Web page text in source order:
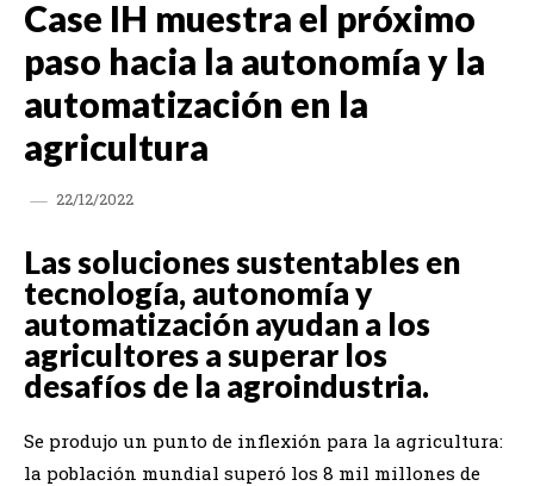
Case IH muestra el próximo
paso hacia la autonomía y la
automatización en la
agricultura
22/12/2022
Las soluciones sustentables en
tecnología, autonomía y
automatización ayudan a los
agricultores a superar los
desafíos de la agroindustria.
Se produjo un punto de inflexión para la agricultura:
la población mundial superó los 8 mil millones de